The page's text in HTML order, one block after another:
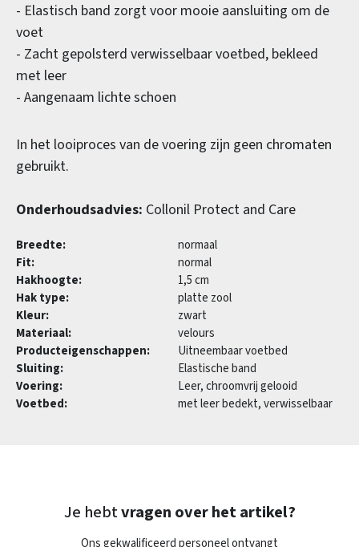
- Elastisch band zorgt voor mooie aansluiting om de
voet
- Zacht gepolsterd verwisselbaar voetbed, bekleed
met leer
- Aangenaam lichte schoen
In het looiproces van de voering zijn geen chromaten
gebruikt.
Onderhoudsadvies: Collonil Protect and Care
Breedte:
normaal
Fit:
normal
Hakhoogte:
1,5 cm
Hak type:
platte zool
Kleur:
zwart
Materiaal:
velours
Producteigenschappen:
Uitneembaar voetbed
Sluiting:
Elastische band
Voering:
Leer, chroomvrij gelooid
Voetbed:
met leer bedekt, verwisselbaar
Je hebtvragen over het artikel?
Ons gekwalificeerd personeel ontvangt